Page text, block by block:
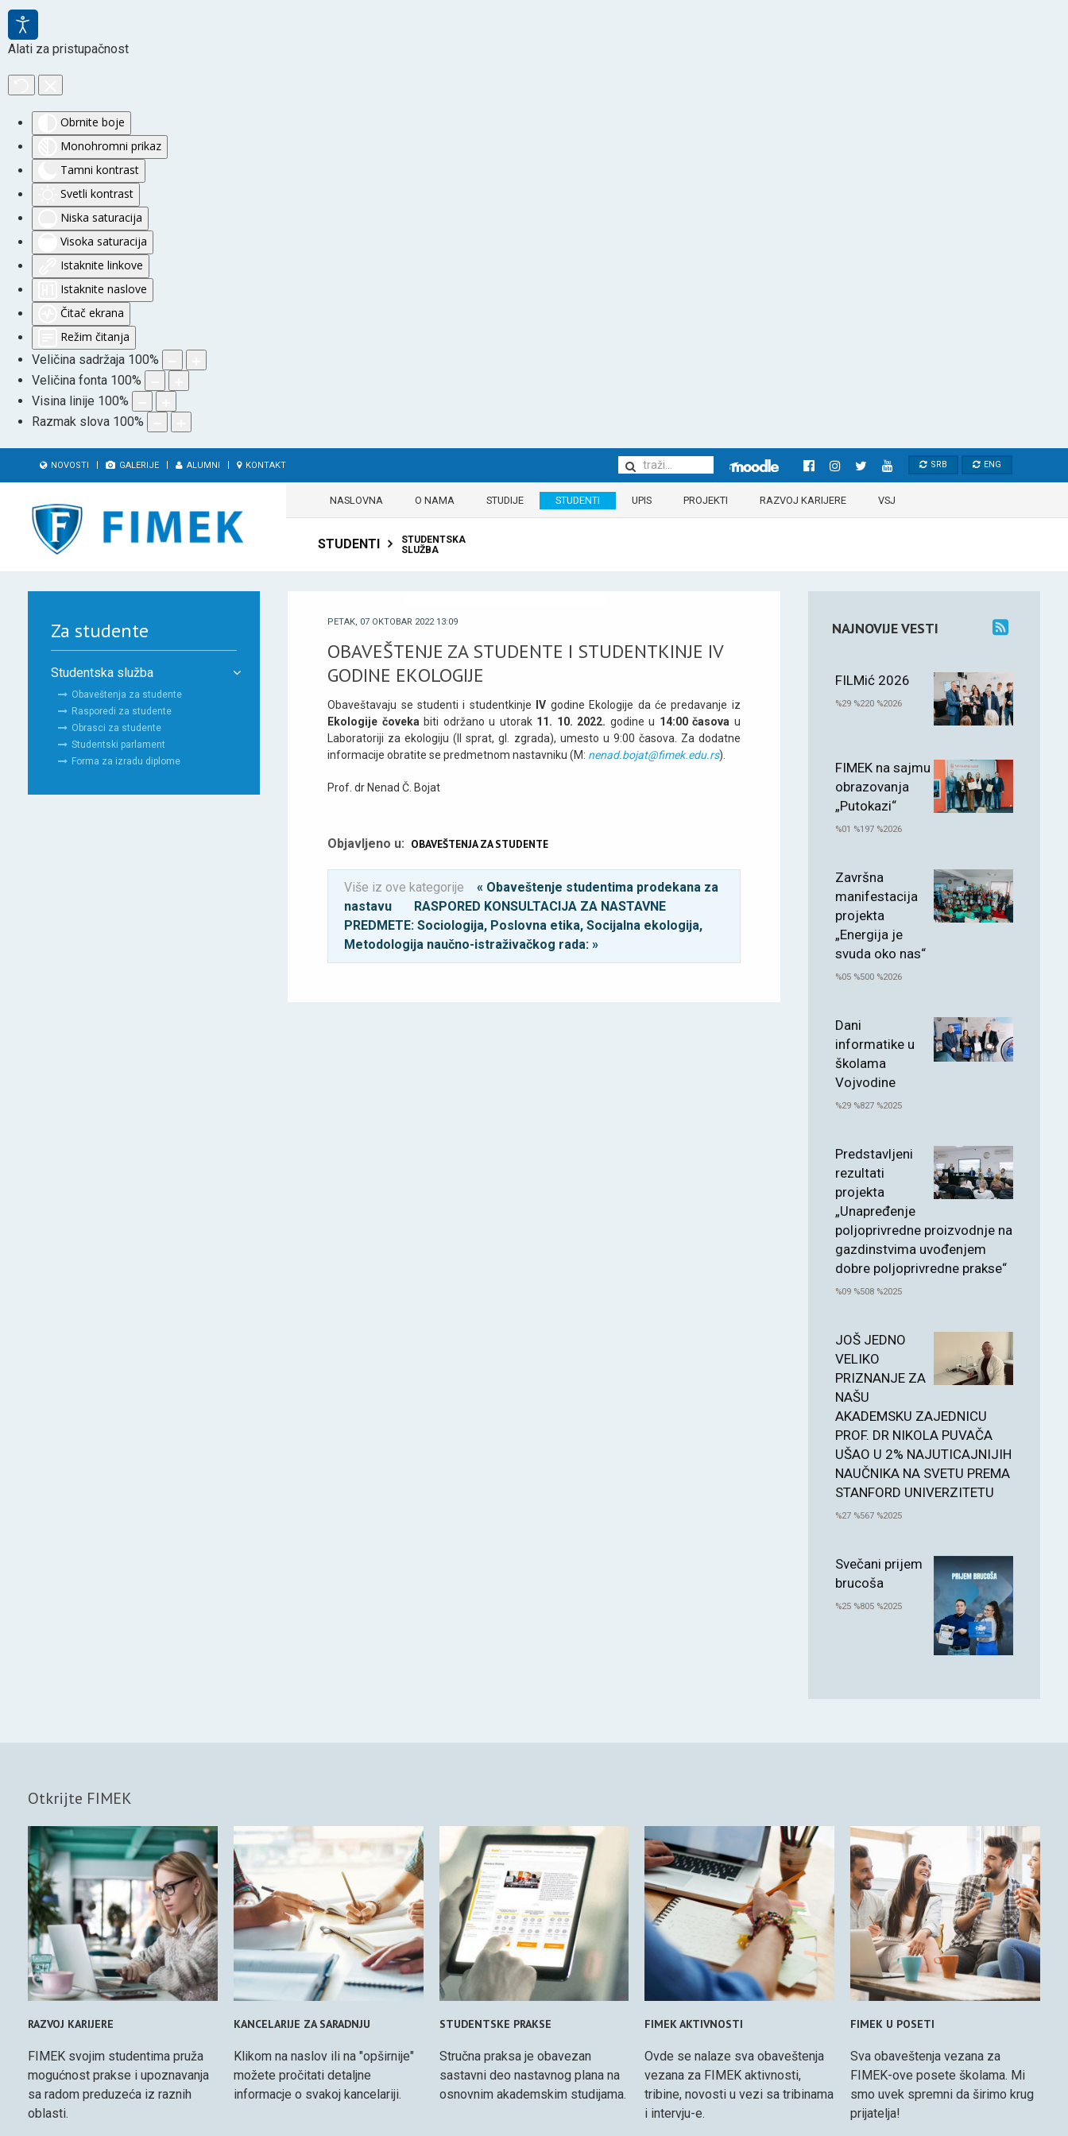
Alati za pristupačnost
Obrnite boje
Monohromni prikaz
Tamni kontrast
Svetli kontrast
Niska saturacija
Visoka saturacija
Istaknite linkove
Istaknite naslove
Čitač ekrana
Režim čitanja
Veličina sadržaja 100%
Veličina fonta 100%
Visina linije 100%
Razmak slova 100%
NOVOSTI GALERIJE ALUMNI KONTAKT SRB ENG
NASLOVNA O NAMA STUDIJE STUDENTI UPIS PROJEKTI RAZVOJ KARIJERE VSJ
STUDENTI
STUDENTSKA
SLUŽBA
PETAK, 07 OKTOBAR 2022 13:09
OBAVEŠTENJE ZA STUDENTE I STUDENTКINJE IV
GODINE EКOLOGIJE
Obaveštavaju se studenti i studentkinje IV godine Ekologije da će predavanje iz
Ekologije čovekabiti održano u utorak 11. 10. 2022. godine u 14:00 časova u
Laboratoriji za ekologiju (II sprat, gl. zgrada), umesto u 9:00 časova. Za dodatne
informacije obratite se predmetnom nastavniku (M: nenad.bojat@fimek.edu.rs).
Prof. dr Nenad Č. Bojat
Objavljeno u: OBAVEŠTENJA ZA STUDENTE
Više iz ove kategorije
« Obaveštenje studentima prodekana za
nastavu
RASPORED KONSULTACIJA ZA NASTAVNE
PREDMETE: Sociologija, Poslovna etika, Socijalna ekologija,
Metodologija naučno-istraživačkog rada: »
Za studente
Studentska služba
Obaveštenja za studente
Rasporedi za studente
Obrasci za studente
Studentski parlament
Forma za izradu diplome
NAJNOVIJE VESTI
FILMić 2026
%29 %220 %2026
FIMEK na sajmu
obrazovanja
„Putokazi“
%01 %197 %2026
Završna
manifestacija
projekta
„Energija je
svuda oko nas“
%05 %500 %2026
Dani
informatike u
školama
Vojvodine
%29 %827 %2025
Predstavljeni
rezultati
projekta
„Unapređenje
poljoprivredne proizvodnje na
gazdinstvima uvođenjem
dobre poljoprivredne prakse“
%09 %508 %2025
JOŠ JEDNO
VELIKO
PRIZNANJE ZA
NAŠU
AKADEMSKU ZAJEDNICU
PROF. DR NIKOLA PUVAČA
UŠAO U 2% NAJUTICAJNIJIH
NAUČNIKA NA SVETU PREMA
STANFORD UNIVERZITETU
%27 %567 %2025
Svečani prijem
brucoša
%25 %805 %2025
Otkrijte FIMEK
RAZVOJ KARIJERE
FIMEK svojim studentima pruža
mogućnost prakse i upoznavanja
sa radom preduzeća iz raznih
oblasti.
KANCELARIJE ZA SARADNJU
Klikom na naslov ili na "opširnije"
možete pročitati detaljne
informacje o svakoj kancelariji.
STUDENTSKE PRAKSE
Stručna praksa je obavezan
sastavni deo nastavnog plana na
osnovnim akademskim studijama.
FIMEK AKTIVNOSTI
Ovde se nalaze sva obaveštenja
vezana za FIMEK aktivnosti,
tribine, novosti u vezi sa tribinama
i intervju-e.
FIMEK U POSETI
Sva obaveštenja vezana za
FIMEK-ove posete školama. Mi
smo uvek spremni da širimo krug
prijatelja!